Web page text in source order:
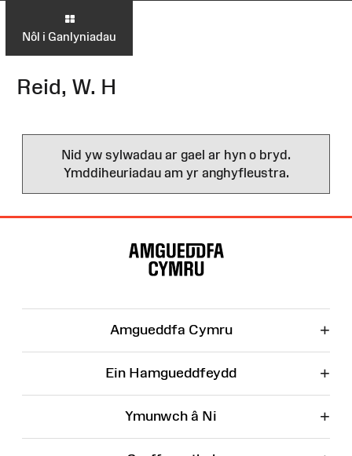
Nôl i Ganlyniadau
Reid, W. H
Nid yw sylwadau ar gael ar hyn o bryd.
Ymddiheuriadau am yr anghyfleustra.
Amgueddfa Cymru +
Ein Hamgueddfeydd +
Ymunwch â Ni +